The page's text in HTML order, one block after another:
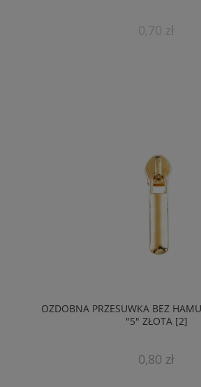
0,70 zł
OZDOBNA PRZESUWKA BEZ
"5" ZŁOTA [2]
0,80 zł